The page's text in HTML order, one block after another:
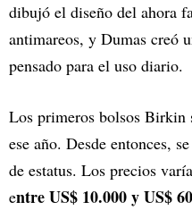
dibujó el diseño del ahora
antimareos, y Dumas creó
pensado para el uso diario.
Los primeros bolsos Birkin
ese año. Desde entonces,
de estatus. Los precios
entre US$ 10.000 y US$